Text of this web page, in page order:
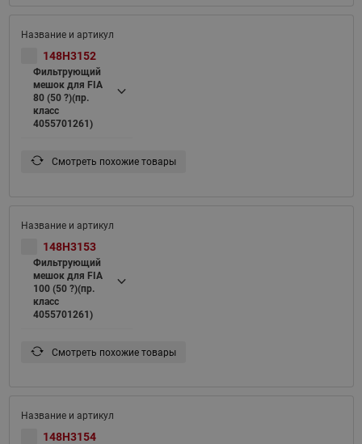
148H3152
Фильтрующий
мешок для FIA
80 (50 ?)(пр.
класс
4055701261)
Смотреть похожие товары
148H3153
Фильтрующий
мешок для FIA
100 (50 ?)(пр.
класс
4055701261)
Смотреть похожие товары
148H3154